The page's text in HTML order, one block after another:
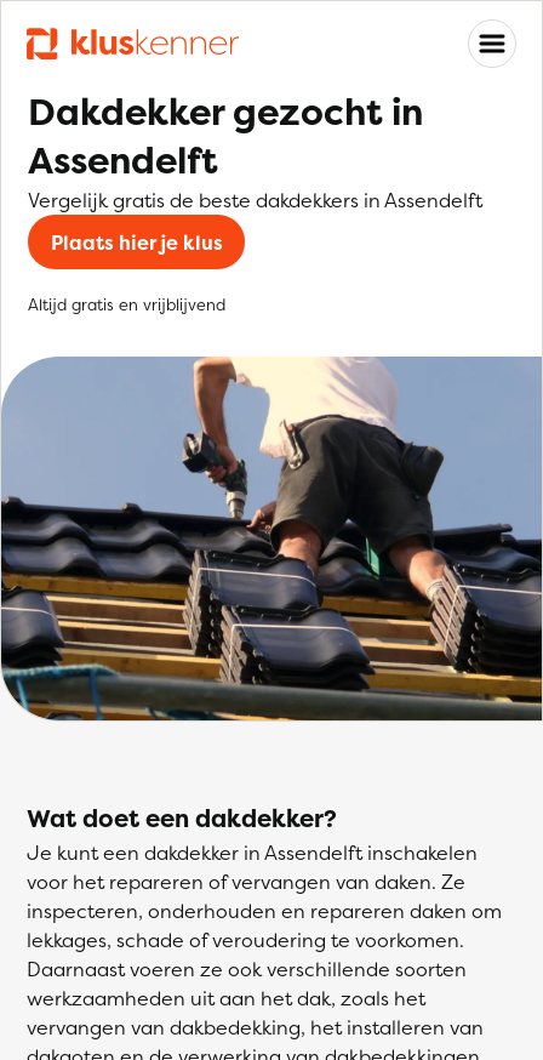
Dakdekker gezocht in
Assendelft
Vergelijk gratis de beste dakdekkers in Assendelft
Plaats hier je klus
Altijd gratis en vrijblijvend
Wat doet een dakdekker?
Je kunt een dakdekker in Assendelft inschakelen
voor het repareren of vervangen van daken. Ze
inspecteren, onderhouden en repareren daken om
lekkages, schade of veroudering te voorkomen.
Daarnaast voeren ze ook verschillende soorten
werkzaamheden uit aan het dak, zoals het
vervangen van dakbedekking, het installeren van